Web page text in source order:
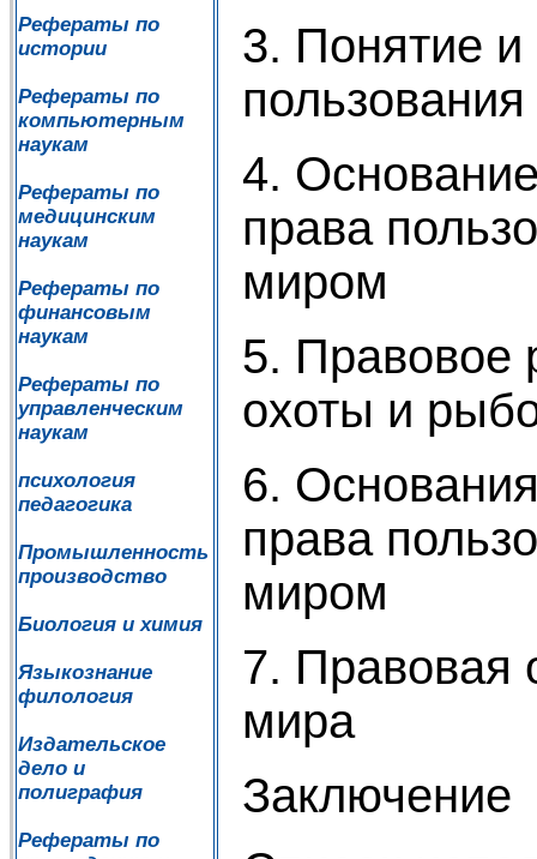
Рефераты по
истории
Рефераты по
компьютерным
наукам
Рефераты по
медицинским
наукам
Рефераты по
финансовым
наукам
Рефераты по
управленческим
наукам
психология
педагогика
Промышленность
производство
Биология и химия
Языкознание
филология
Издательское
дело и
полиграфия
Рефераты по
3. Понятие
4.
права
миром
5. Правовое
охоты и
6.
права
миром
7. Правовая
мира
Заключение